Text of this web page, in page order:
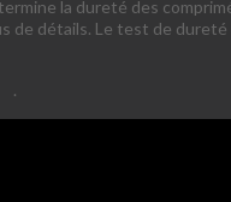
la dureté des
de détails. Le test de
.